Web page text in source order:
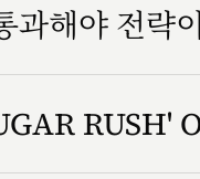
과해야 전략